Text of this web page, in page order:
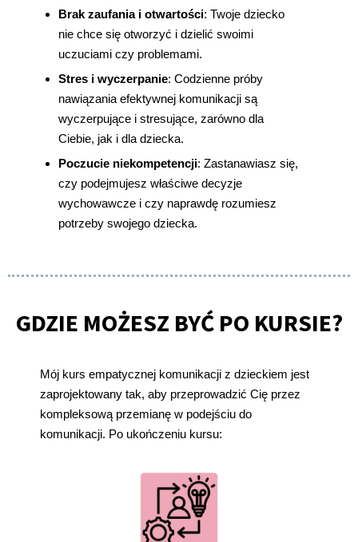
Brak zaufania i otwartości: Twoje dziecko
nie chce się otworzyć i dzielić swoimi
uczuciami czy problemami.
Stres i wyczerpanie: Codzienne próby
nawiązania efektywnej komunikacji są
wyczerpujące i stresujące, zarówno dla
Ciebie, jak i dla dziecka.
Poczucie niekompetencji: Zastanawiasz się,
czy podejmujesz właściwe decyzje
wychowawcze i czy naprawdę rozumiesz
potrzeby swojego dziecka.
GDZIE MOŻESZ BYĆ PO KURSIE?
Mój kurs empatycznej komunikacji z dzieckiem jest
zaprojektowany tak, aby przeprowadzić Cię przez
kompleksową przemianę w podejściu do
komunikacji. Po ukończeniu kursu: